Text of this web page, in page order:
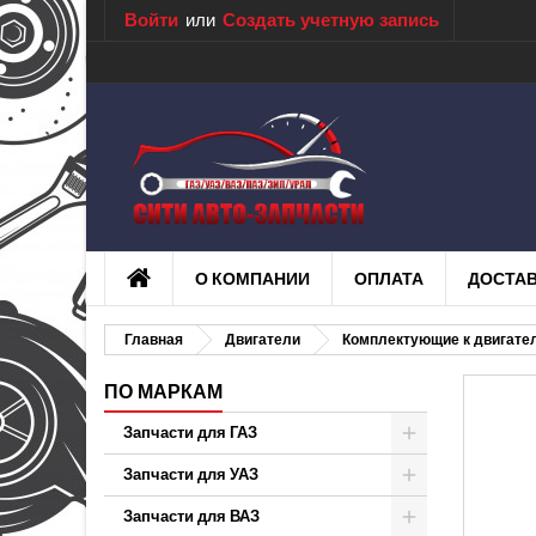
Войти или Создать учетную запись
О КОМПАНИИ ОПЛАТА
Главная Двигатели Комплектующие к
ПО МАРКАМ
Запчасти для ГАЗ
Запчасти для УАЗ
Запчасти для ВАЗ